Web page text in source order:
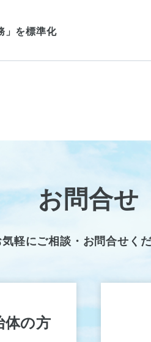
」を標準化
お問合せ
気軽にご相談・お問合せくだ
体の方